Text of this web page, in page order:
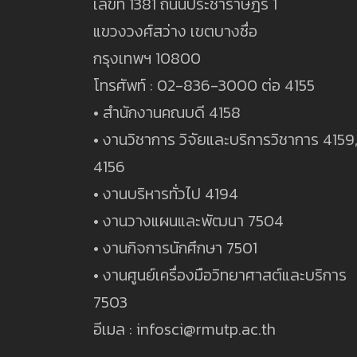
แขวงวงศ์สว่าง เขตบางซื่อ
กรุงเทพฯ 10800
โทรศัพท์ : 02-836-3000 ต่อ 4155
• สำนักงานคณบดี 4158
• งานวิชาการ วิจัยและบริการวิชาการ 4159,
4156
• งานบริหารทั่วไป 4194
• งานวางแผนและพัฒนา 7504
• งานกิจการนักศึกษา 7501
• งานศูนย์เครื่องมือวิทยาศาสต์และบริการ
7503
อีเมล : infosci@rmutp.ac.th